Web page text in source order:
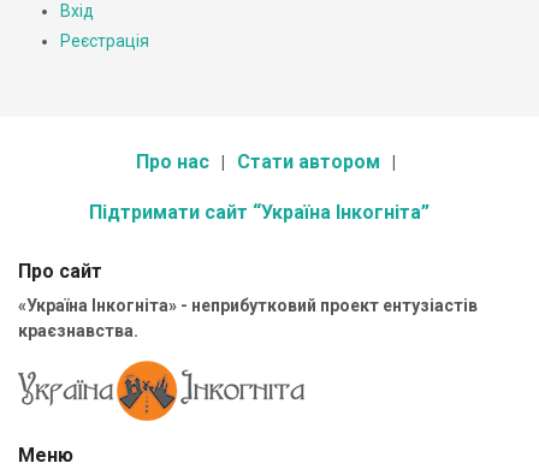
Вхід
Реєстрація
Про нас Стати автором
Підтримати сайт “Україна Інкогніта”
Про сайт
«Україна Інкогніта» - неприбутковий проект ентузіастів
краєзнавства.
Меню